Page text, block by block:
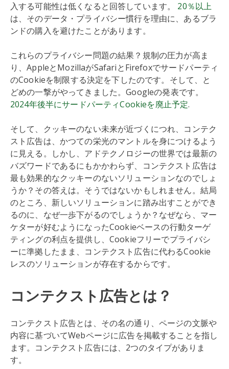
入する可能性は低くなると回答しています。 20％以上
は、そのデータ・プライバシー慣行を理由に、あるブラ
ンドの購入を避けたことがあります。
これらのプライバシー問題の結果？規制の圧力が高ま
り、AppleとMozillaがSafariとFirefoxでサードパーティ
のCookieを制限する決定を下したのです。そして、と
どめの一撃がやってきました。Googleの発表です。
2024年後半にサードパーティCookieを廃止予定.
そして、クッキーのない未来が近づくにつれ、コンテク
スト広告は、かつての栄光のマントルを身につけるよう
に見える。しかし、アドテクノロジーの世界では最新の
バズワードであるにもかかわらず、コンテクスト広告は
最も効果的なクッキーのないソリューションなのでしょ
うか？その答えは。そうではないかもしれません。結局
のところ、新しいソリューションに踏み出すことができ
るのに、なぜ一歩下がるのでしょうか？なぜなら、マー
ケターが好むようになったCookieベースの行動ターゲ
ティングの利点を提供し、Cookieフリーでプライバシ
ーに準拠したまま、コンテクスト広告に代わるCookie
レスのソリューションが存在するからです。
コンテクスト広告とは？
コンテクスト広告とは、その名の通り、ページの文脈や
内容に基づいてWebページに広告を掲載することを指し
ます。コンテクスト広告には、2つのタイプがありま
す。